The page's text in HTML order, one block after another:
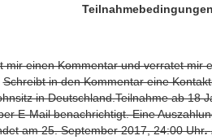
mir einen Kommentar und verratet mir
Schreibt in den Kommentar eine
in Deutschland.Teilnahme ab 18
E-Mail benachrichtigt. Eine
am 25. September 2017, 24:00 Uhr.